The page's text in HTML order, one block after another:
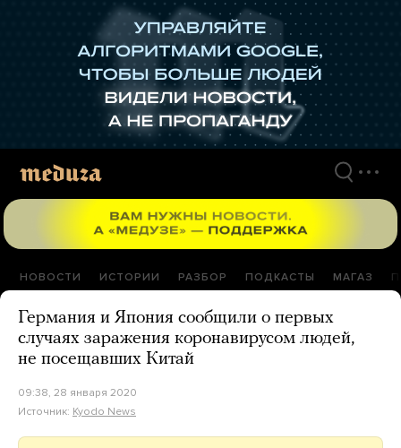
НОВОСТИ ИСТОРИИ РАЗБОР ПОДКАСТЫ МАГАЗ
Германия и Япония сообщили о первых
случаях заражения коронавирусом людей,
не посещавших Китай
09:38, 28 января 2020
Источник: Kyodo News